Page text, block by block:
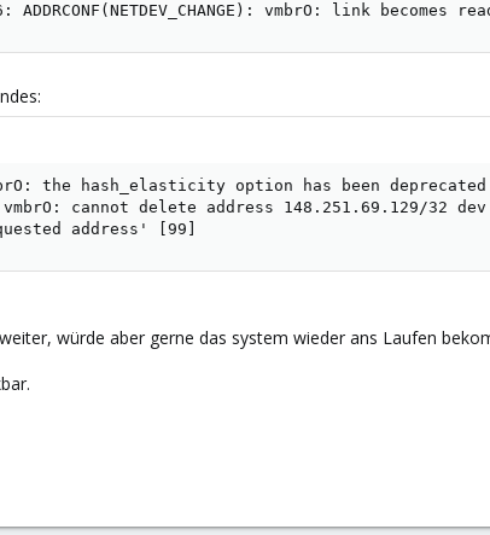
vmbrO: link becomes
the hash_elasticity option has been
cannot delete address 148.251.69.129/32
address' [99]
würde aber gerne das system wieder ans Laufen